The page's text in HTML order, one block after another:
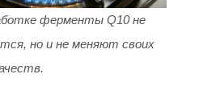
ферменты Q10 не
но и не меняют своих